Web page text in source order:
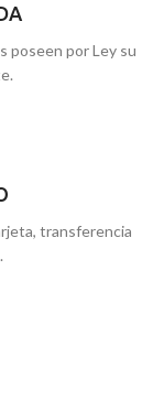
poseen por Ley su
transferencia